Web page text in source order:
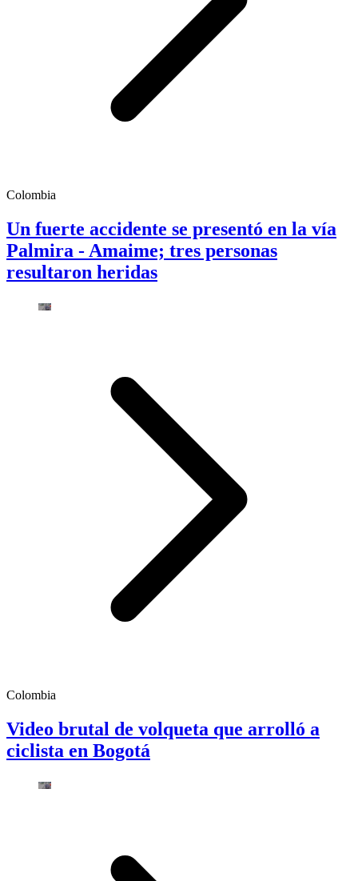
Colombia
Un fuerte accidente se presentó en la vía
Palmira - Amaime; tres personas
resultaron heridas
Colombia
Video brutal de volqueta que arrolló a
ciclista en Bogotá